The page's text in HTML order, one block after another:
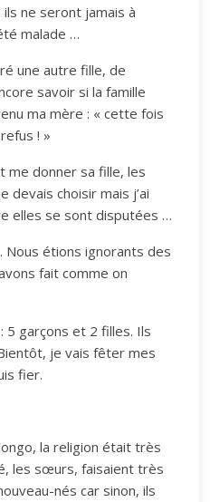
ne seront jamais à
malade …
une autre fille, de
savoir si la famille
ma mère : « cette fois
! »
me donner sa fille, les
devais choisir mais j’ai
elles se sont disputées …
Nous étions ignorants des
fait comme on
5 garçons et 2 filles. Ils
je vais fêter mes
fier.
la religion était très
les sœurs, faisaient très
nés car sinon, ils